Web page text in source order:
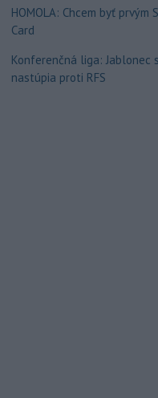
HOMOLA: Chcem byť prvým
Card
Konferenčná liga: Jablonec
nastúpia proti RFS